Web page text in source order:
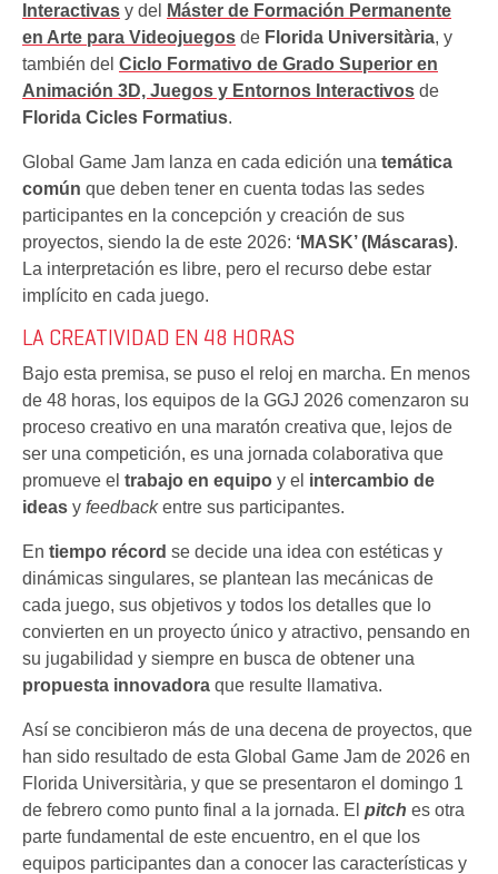
Interactivas y del
Máster de Formación Permanente
en Arte para Videojuegos de Florida Universitària, y
también del Ciclo Formativo de Grado Superior en
Animación 3D, Juegos y Entornos Interactivos de
Florida Cicles Formatius.
Global Game Jam lanza en cada edición una temática
común que deben tener en cuenta todas las sedes
participantes en la concepción y creación de sus
proyectos, siendo la de este 2026: ‘MASK’ (Máscaras).
La interpretación es libre, pero el recurso debe estar
implícito en cada juego.
LA CREATIVIDAD EN 48 HORAS
Bajo esta premisa, se puso el reloj en marcha. En menos
de 48 horas, los equipos de la GGJ 2026 comenzaron su
proceso creativo en una maratón creativa que, lejos de
ser una competición, es una jornada colaborativa que
promueve el trabajo en equipo y el intercambio de
ideas y feedbackentre sus participantes.
En tiempo récord se decide una idea con estéticas y
dinámicas singulares, se plantean las mecánicas de
cada juego, sus objetivos y todos los detalles que lo
convierten en un proyecto único y atractivo, pensando en
su jugabilidad y siempre en busca de obtener una
propuesta innovadora que resulte llamativa.
Así se concibieron más de una decena de proyectos, que
han sido resultado de esta Global Game Jam de 2026 en
Florida Universitària, y que se presentaron el domingo 1
de febrero como punto final a la jornada. El pitch es otra
parte fundamental de este encuentro, en el que los
equipos participantes dan a conocer las características y